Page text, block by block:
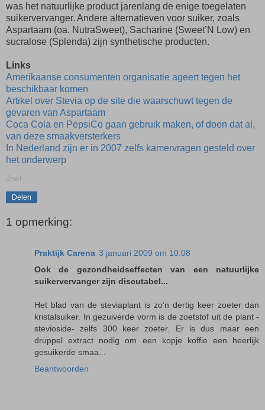
was het natuurlijke product jarenlang de enige toegelaten
suikervervanger. Andere alternatieven voor suiker, zoals
Aspartaam (oa. NutraSweet), Sacharine (Sweet’N Low) en
sucralose (Splenda) zijn synthetische producten.
Links
Amerikaanse consumenten organisatie ageert tegen het
beschikbaar komen
Artikel over Stevia op de site die waarschuwt tegen de
gevaren van Aspartaam
Coca Cola en PepsiCo gaan gebruik maken, of doen dat al,
van deze smaakversterkers
In Nederland zijn er in 2007 zelfs kamervragen gesteld over
het onderwerp
Joel
Delen
1 opmerking:
Praktijk Carena 3 januari 2009 om 10:08
Ook de gezondheidseffecten van een natuurlijke
suikervervanger zijn discutabel...
Het blad van de steviaplant is zo’n dertig keer zoeter dan
kristalsuiker. In gezuiverde vorm is de zoetstof uit de plant -
stevioside- zelfs 300 keer zoeter. Er is dus maar een
druppel extract nodig om een kopje koffie een heerlijk
gesuikerde smaa...
Beantwoorden